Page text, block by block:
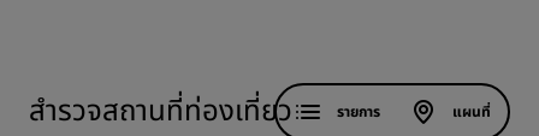
สำรวจสถานที่ท่องเที่ยว รายการ แผนที่